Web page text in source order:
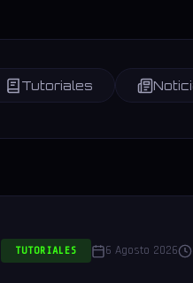
Tutoriales
TUTORIALES
6 Agosto 2026